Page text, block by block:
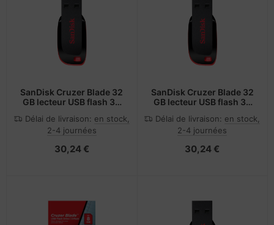
SanDisk Cruzer Blade 32
GB lecteur USB flash 32
Délai de livraison: en stock,
2-4 journées
30,24 €
SanDisk Cruzer Blade 32
GB lecteur USB flash 32
Délai de livraison: en stock,
2-4 journées
30,24 €